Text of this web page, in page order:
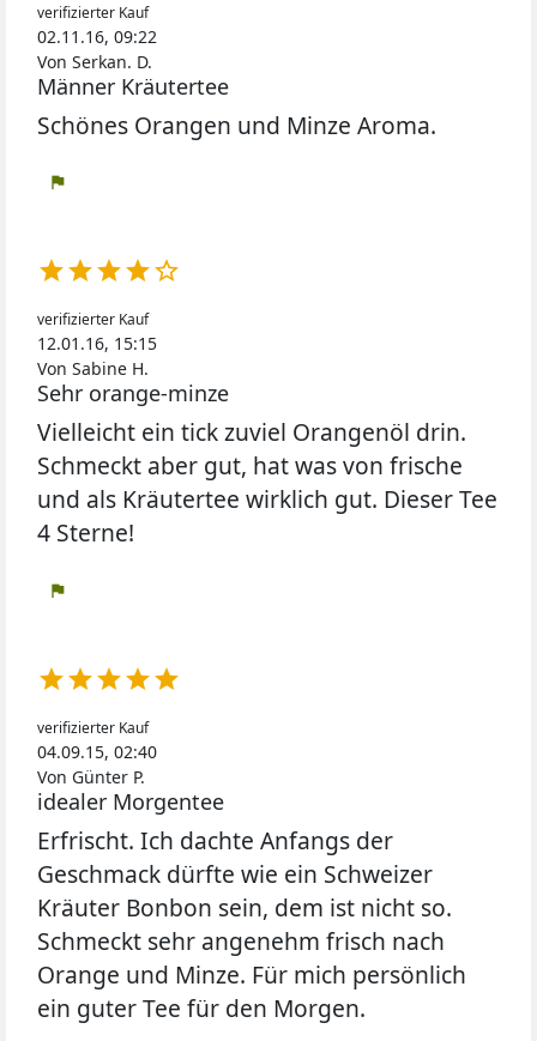
verifizierter Kauf
02.11.16, 09:22
Von Serkan. D.
Männer Kräutertee
Schönes Orangen und Minze Aroma.
flag

verifizierter Kauf
12.01.16, 15:15
Von Sabine H.
Sehr orange-minze
Vielleicht ein tick zuviel Orangenöl drin.
Schmeckt aber gut, hat was von frische
und als Kräutertee wirklich gut. Dieser Tee
4 Sterne!
flag

verifizierter Kauf
04.09.15, 02:40
Von Günter P.
idealer Morgentee
Erfrischt. Ich dachte Anfangs der
Geschmack dürfte wie ein Schweizer
Kräuter Bonbon sein, dem ist nicht so.
Schmeckt sehr angenehm frisch nach
Orange und Minze. Für mich persönlich
ein guter Tee für den Morgen.